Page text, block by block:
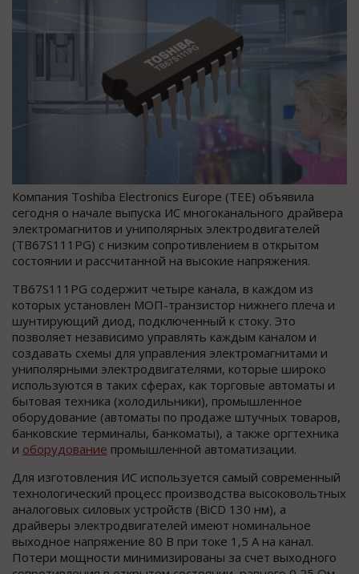
Компания Toshiba Electronics Europe (TEE) объявила
сегодня о начале выпуска ИС многоканального драйвера
электромагнитов и униполярных электродвигателей
(TB67S111PG) с низким сопротивлением в открытом
состоянии и рассчитанной на высокие напряжения.
TB67S111PG содержит четыре канала, в каждом из
которых установлен МОП-транзистор нижнего плеча и
шунтирующий диод, подключенный к стоку. Это
позволяет независимо управлять каждым каналом и
создавать схемы для управления электромагнитами и
униполярными электродвигателями, которые широко
используются в таких сферах, как торговые автоматы и
бытовая техника (холодильники), промышленное
оборудование (автоматы по продаже штучных товаров,
банковские терминалы, банкоматы), а также оргтехника
и оборудование промышленной автоматизации.
Для изготовления ИС используется самый современный
технологический процесс производства высоковольтных
аналоговых силовых устройств (BiCD 130 нм), а
драйверы электродвигателей имеют номинальное
выходное напряжение 80 В при токе 1,5 А на канал.
Потери мощности минимизированы за счет выходного